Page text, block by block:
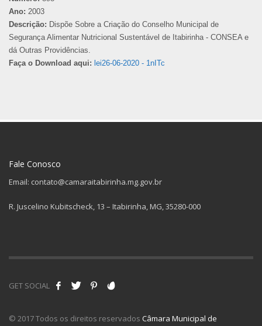
Ano: 2003
Descrição: Dispõe Sobre a Criação do Conselho Municipal de
Segurança Alimentar Nutricional Sustentável de Itabirinha - CONSEA e
dá Outras Providências.
Faça o Download aqui: lei26-06-2020 - 1nITc
Fale Conosco
Email: contato@camaraitabirinha.mg.gov.br
R. Juscelino Kubitscheck, 13 – Itabirinha, MG, 35280-000
GET SOCIAL
© 2017 Todos os direitos reservados Câmara Municipal de